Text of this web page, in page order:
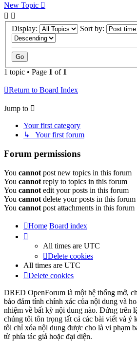
New Topic
Display: Sort by:
1 topic • Page 1 of 1
Return to Board Index
Jump to
Your first category
↳ Your first forum
Forum permissions
You cannot post new topics in this forum
You cannot reply to topics in this forum
You cannot edit your posts in this forum
You cannot delete your posts in this forum
You cannot post attachments in this forum
Home Board index
All times are UTC
Delete cookies
All times are UTC
Delete cookies
DRED OpenForum là một hệ thống mở,
bảo đảm tính chính xác của nội dung và
nhiệm về bất kỳ nội dung nào. Đứng trên
chúng tôi tôn trọng tất cả các bài viết và ý
tôi chỉ xóa nội dung được cho là vi phạm
từ phía tác giả hoặc đại diện.